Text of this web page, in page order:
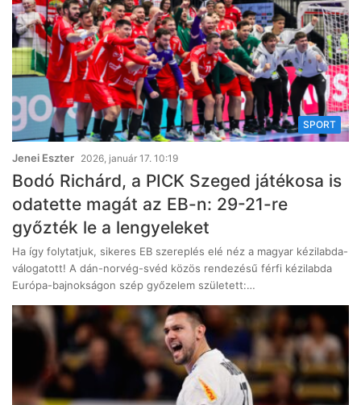
SPORT
Jenei Eszter 2026, január 17. 10:19
Bodó Richárd, a PICK Szeged játékosa is
odatette magát az EB-n: 29-21-re
győzték le a lengyeleket
Ha így folytatjuk, sikeres EB szereplés elé néz a magyar kézilabda-
válogatott! A dán-norvég-svéd közös rendezésű férfi kézilabda
Európa-bajnokságon szép győzelem született:…